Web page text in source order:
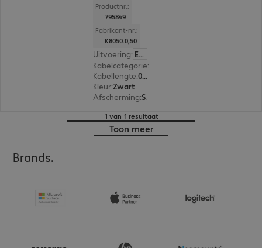
Productnr.:
795849
Fabrikant-nr.:
K8050.0,50
Uitvoering: Europa
Kabelcategorie:
Kabellengte: 0,5 m
Kleur:Zwart
Afscherming: S/FTP (PIMF)
1 van 1 resultaat
Toon meer
Brands.